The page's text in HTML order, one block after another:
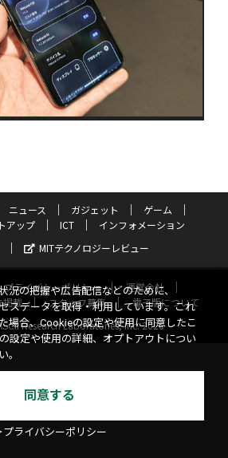
ニュース ガジェット
ゲーム
アップ ICT
インフォメーション
MITテクノロジーレビュー
プライバシーポリシー
運営会社
掲載 スタッフ募集
電子版について
Research Laboratories, Inc. 2026
況の把握や広告配信などのために、
スデータを取得・利用しています。これ
場合、Cookieの設定や使用に同意したこ
設定や使用の詳細、オプトアウトについ
。
同意する
プライバシーポリシー